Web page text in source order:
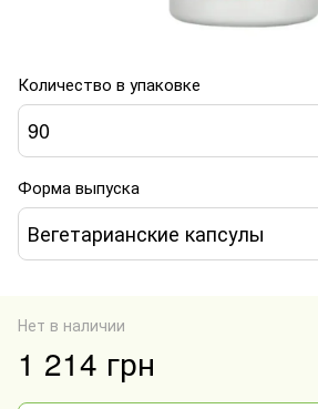
Количество в упаковке
90
Форма выпуска
Вегетарианские капсулы
Нет в наличии
1 214 грн